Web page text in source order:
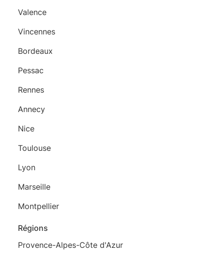
Valence
Vincennes
Bordeaux
Pessac
Rennes
Annecy
Nice
Toulouse
Lyon
Marseille
Montpellier
Régions
Provence-Alpes-Côte d'Azur